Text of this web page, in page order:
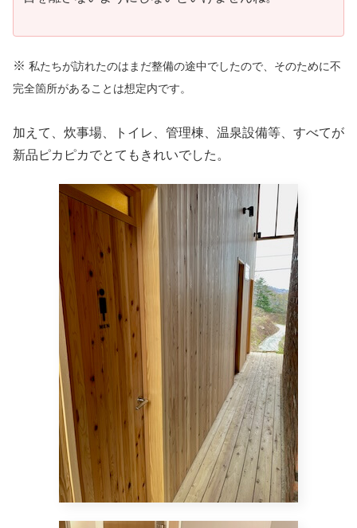
一歩踏み外したら大ごと 、という箇所も少なく
ない高低差のあるサイト設計なので大人はくれぐれも
目を離さないようにしないといけませんね。
私たちが訪れたのはまだ整備の途中でしたので、そのために不
完全箇所があることは想定内です。
加えて、炊事場、トイレ、管理棟、温泉設備等、すべてが